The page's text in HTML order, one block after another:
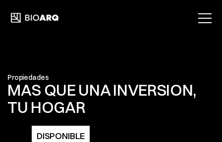
PROPIEDADES
NOSOTROS
Propiedades
MAS QUE UNA INVERSION,
TU HOGAR
DISPONIBLE